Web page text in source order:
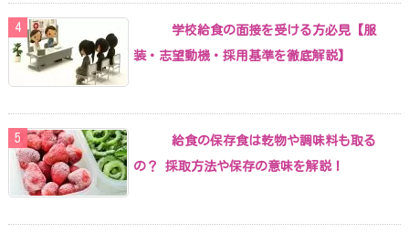
学校給食の面接を受ける方必見【服
装・志望動機・採用基準を徹底解説】
給食の保存食は乾物や調味料も取る
の？ 採取方法や保存の意味を解説！